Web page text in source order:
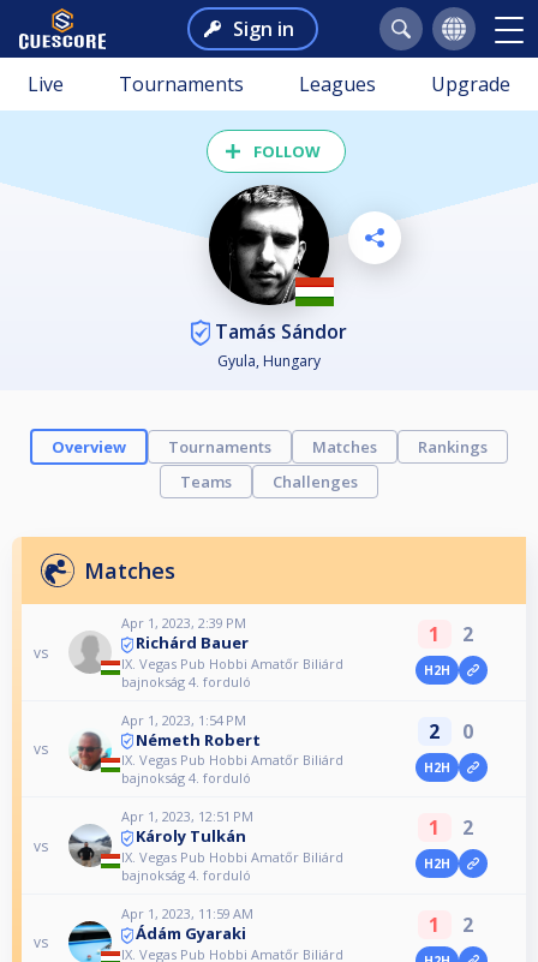
Sign in
Live Tournaments Leagues Upgrade
FOLLOW
Tamás Sándor
Gyula, Hungary
Overview Tournaments Matches
Rankings
Teams
Challenges
Matches
vs
Apr 1, 2023, 2:39 PM
Richárd Bauer
IX. Vegas Pub Hobbi Amatőr Biliárd
bajnokság 4. forduló
1 2
H2H
vs
Apr 1, 2023, 1:54 PM
Németh Robert
IX. Vegas Pub Hobbi Amatőr Biliárd
bajnokság 4. forduló
2 0
H2H
vs
Apr 1, 2023, 12:51 PM
Károly Tulkán
IX. Vegas Pub Hobbi Amatőr Biliárd
bajnokság 4. forduló
1 2
H2H
vs
Apr 1, 2023, 11:59 AM
Ádám Gyaraki
IX. Vegas Pub Hobbi Amatőr Biliárd
1 2